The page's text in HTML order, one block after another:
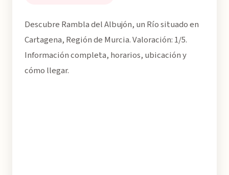
Descubre Rambla del Albujón, un Río situado en
Cartagena, Región de Murcia. Valoración: 1/5.
Información completa, horarios, ubicación y
cómo llegar.